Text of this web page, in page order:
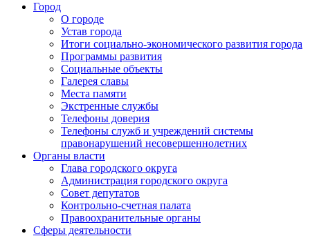
Город
О городе
Устав города
Итоги социально-экономического развития города
Программы развития
Социальные объекты
Галерея славы
Места памяти
Экстренные службы
Телефоны доверия
Телефоны служб и учреждений системы
правонарушений несовершеннолетних
Органы власти
Глава городского округа
Администрация городcкого округа
Совет депутатов
Контрольно-счетная палата
Правоохранительные органы
Сферы деятельности